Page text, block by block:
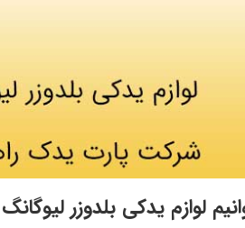
لوازم یدکی بلدوزر